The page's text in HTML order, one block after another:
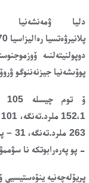
پلانيرۋەتسيارەاليزاسيا 570
دوپولنيتەلنىە
پوۆىشەنيا جيزنەننوگو
152،1 ملرد.تەنگە
263 ملرد.تەنگە، 31 – پو پتيسيەۆودستۆۋ نا سۋممۋ 397،7
- پو پەرەرابوتكە نا سۋممۋ 582،6
پريۆلەچەنيە